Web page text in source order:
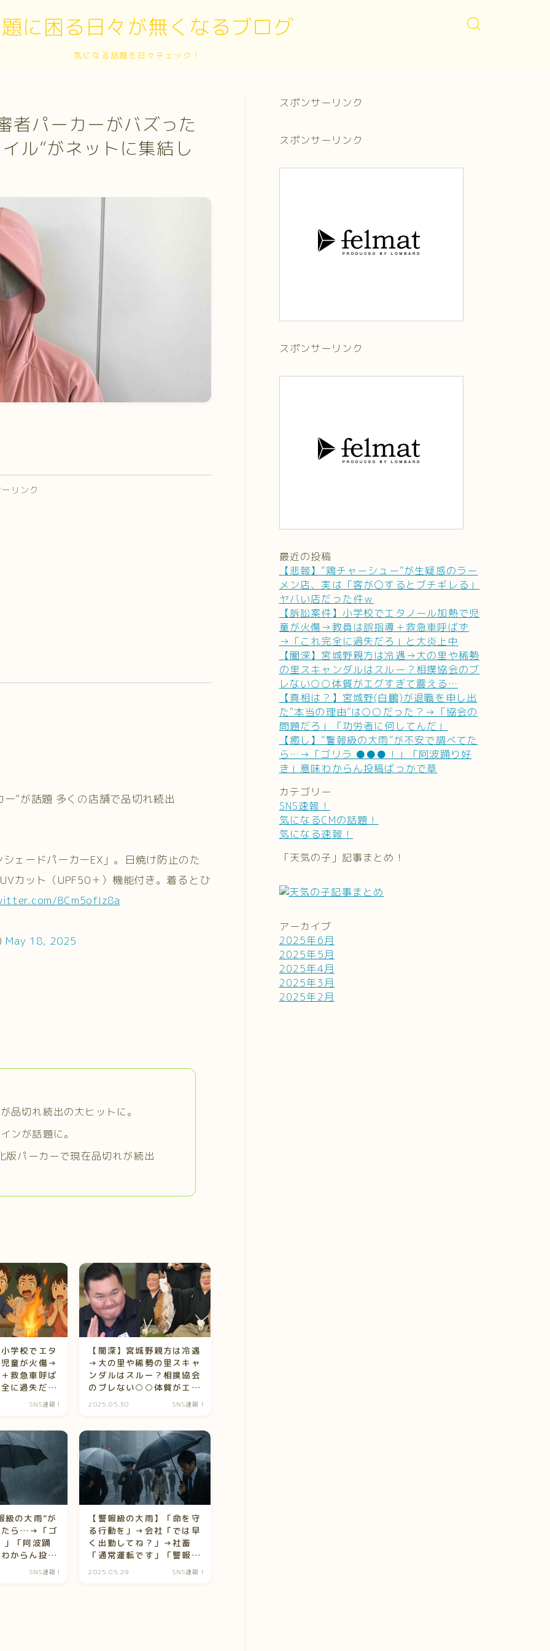
に困る日々が無くなるブログ
気になる話題を日々チェック！
者パーカーがバズった
ル”がネットに集結し
リンク
”が話題 多くの店舗で品切れ続出
ェードパーカーEX」。日焼け防止のた
カット（UPF50＋）機能付き。着るとひ
BCm5ofIz8a
May 18, 2025
品切れ続出の大ヒットに。
ンが話題に。
パーカーで現在品切れが続出
学校でエタ
童が火傷→
救急車呼ば
に過失だ
SNS速報！
【闇深】宮城野親方は冷遇
→大の里や稀勢の里スキャ
ンダルはスルー？相撲協会
のブレない○○体質がエグ
すぎて震える…
2025.05.30 SNS速報！
級の大雨”が
たら…→「ゴ
「阿波踊
からん投稿
SNS速報！
【警報級の大雨】「命を守
る行動を」→会社「では早
く出勤してね？」→社畜
「通常運転です」「警報関
係ないです(ﾆｯｺﾘ)」
2025.05.29 SNS速報！
スポンサーリンク
スポンサーリンク
スポンサーリンク
最近の投稿
【悲報】“鶏チャーシュー”が生疑惑のラー
メン店、実は「客が〇するとブチギレる」
ヤバい店だった件ｗ
【訴訟案件】小学校でエタノール加熱で児
童が火傷→教員は誤指導＋救急車呼ばず
→「これ完全に過失だろ」と大炎上中
【闇深】宮城野親方は冷遇→大の里や稀勢
の里スキャンダルはスルー？相撲協会のブ
レない○○体質がエグすぎて震える…
【真相は？】宮城野(白鵬)が退職を申し出
た“本当の理由”は○○だった？→「協会の
問題だろ」「功労者に何してんだ」
【癒し】”警報級の大雨”が不安で調べてた
ら…→「ゴリラ ●●●！」「阿波踊り好
き」意味わからん投稿ばっかで草
カテゴリー
SNS速報！
気になるCMの話題！
気になる速報！
「天気の子」記事まとめ！
アーカイブ
2025年6月
2025年5月
2025年4月
2025年3月
2025年2月